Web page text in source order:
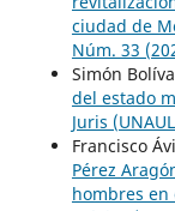
ciudad de
Núm. 33
Simón
del estado
Juris
Francisco
Pérez
hombres en